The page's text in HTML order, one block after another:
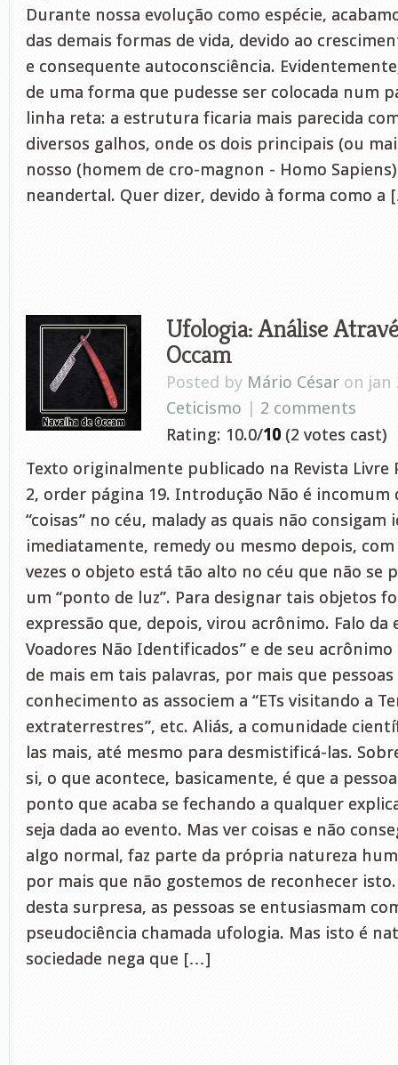
Durante nossa evolução como espécie,
das demais formas de vida, devido ao
e consequente autoconsciência.
de uma forma que pudesse ser colocada num
linha reta: a estrutura ficaria mais parecida
diversos galhos, onde os dois principais (ou
nosso (homem de cro-magnon - Homo
neandertal. Quer dizer, devido à forma como a
Ufologia: Análise
Occam
Posted by Mário César on jan
Ceticismo | 2 comments
Rating: 10.0/10 (2 votes cast)
Texto originalmente publicado na Revista Livre
2, order página 19. Introdução Não é incomum
“coisas” no céu, malady as quais não
imediatamente, remedy ou mesmo depois,
vezes o objeto está tão alto no céu que não se
um “ponto de luz”. Para designar tais objetos
expressão que, depois, virou acrônimo. Falo da
Voadores Não Identificados” e de seu acrônimo
de mais em tais palavras, por mais que
conhecimento as associem a “ETs visitando a
extraterrestres”, etc. Aliás, a comunidade
las mais, até mesmo para desmistificá-las.
si, o que acontece, basicamente, é que a
ponto que acaba se fechando a qualquer
seja dada ao evento. Mas ver coisas e não
algo normal, faz parte da própria natureza
por mais que não gostemos de reconhecer
desta surpresa, as pessoas se entusiasmam
pseudociência chamada ufologia. Mas isto é
sociedade nega que […]